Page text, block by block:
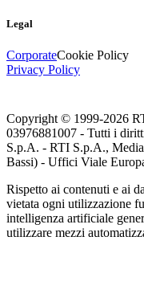
Legal
CorporateCookie Policy
Privacy Policy
Copyright © 1999-2026
03976881007 - Tutti i
S.p.A. - RTI S.p.A.,
Bassi) - Uffici Viale
Rispetto ai contenuti e ai
vietata ogni utilizzazione
intelligenza artificiale
utilizzare mezzi